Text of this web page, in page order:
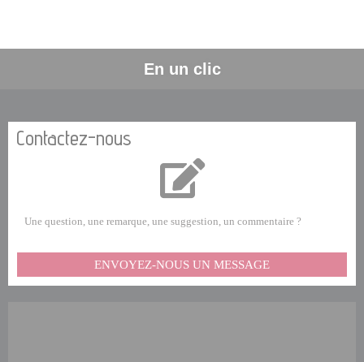
En un clic
Contactez-nous
Une question, une remarque, une suggestion, un commentaire ?
ENVOYEZ-NOUS UN MESSAGE